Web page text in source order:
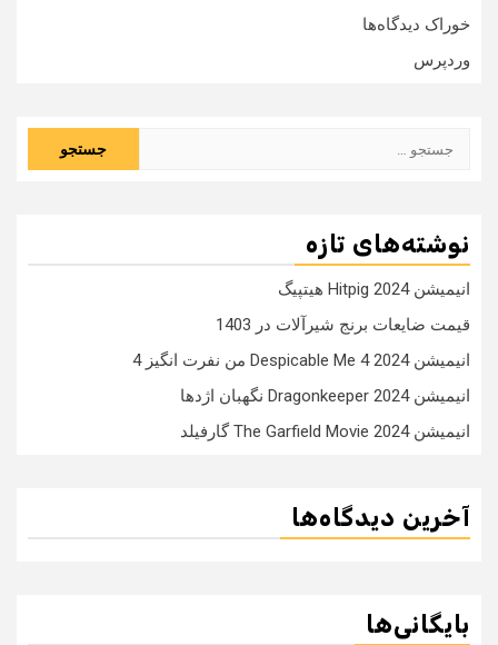
خوراک دیدگاه‌ها
وردپرس
نوشته‌های تازه
انیمیشن Hitpig 2024 هیتپیگ
قیمت ضایعات برنج شیرآلات در 1403
انیمیشن Despicable Me 4 2024 من نفرت انگیز 4
انیمیشن Dragonkeeper 2024 نگهبان اژدها
انیمیشن The Garfield Movie 2024 گارفیلد
آخرین دیدگاه‌ها
بایگانی‌ها